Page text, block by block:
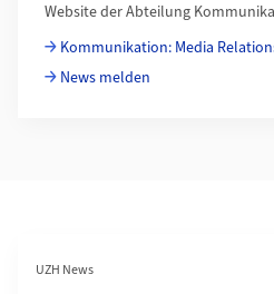
Website der Abteilung
Kommunikation: Media
News melden
UZH News